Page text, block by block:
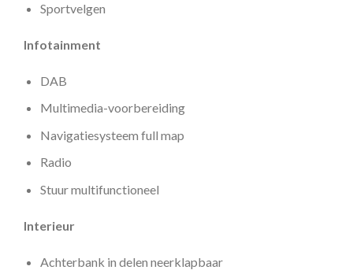
Sportvelgen
Infotainment
DAB
Multimedia-voorbereiding
Navigatiesysteem full map
Radio
Stuur multifunctioneel
Interieur
Achterbank in delen neerklapbaar